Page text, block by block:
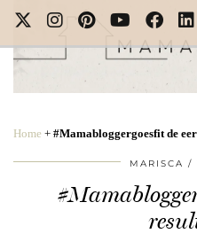
Home + #Mamabloggergoesfit de
MARISCA